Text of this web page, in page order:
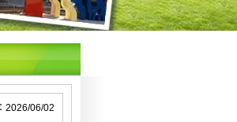
2026/06/02